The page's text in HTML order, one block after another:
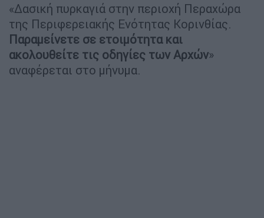
«Δασική πυρκαγιά στην περιοχή Περαχώρα
της Περιφερειακής Ενότητας Κορινθίας.
Παραμείνετε σε ετοιμότητα και
ακολουθείτε τις οδηγίες των Αρχών»
αναφέρεται στο μήνυμα.